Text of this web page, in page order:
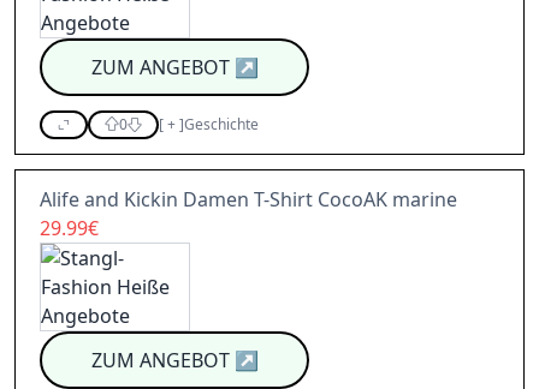
ZUM ANGEBOT↗
0 [+]Geschichte
Alife and Kickin Damen T-Shirt CocoAK marine
29.99€
ZUM ANGEBOT↗